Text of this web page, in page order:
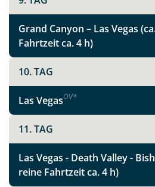
X
WhatsApp
Telegram
per E-Mail senden
Grand Canyon – Las Vegas
Fahrtzeit ca. 4 h)
10. TAG
Las VegasOV*
11. TAG
Las Vegas - Death Valley -
reine Fahrtzeit ca. 4 h)